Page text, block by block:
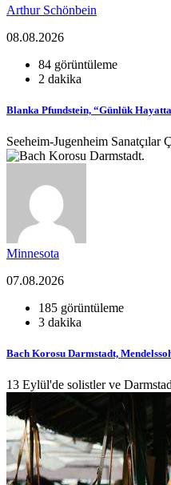
Arthur Schönbein
08.08.2026
84 görüntüleme
2 dakika
Blanka Pfundstein, “Günlük
Seeheim-Jugenheim Sanatçılar
Minnesota
07.08.2026
185 görüntüleme
3 dakika
Bach Korosu Darmstadt,
13 Eylül'de solistler ve